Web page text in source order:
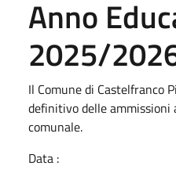
Anno
2025/
Il Comune di Castelfranco
definitivo delle ammissioni
comunale.
Data :